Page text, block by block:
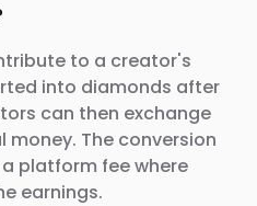
to a creator's
into diamonds after
can then exchange
The conversion
platform fee where
earnings.